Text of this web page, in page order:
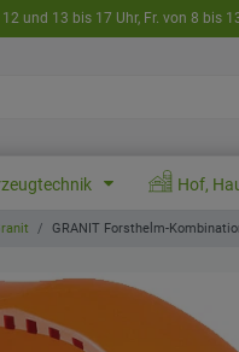
und 13 bis 17 Uhr, Fr. von 8 bis
Hof,
GRANIT Forsthelm-